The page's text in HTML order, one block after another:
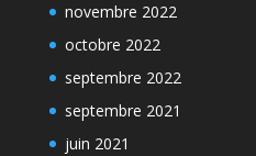
novembre 2022
octobre 2022
septembre 2022
septembre 2021
juin 2021